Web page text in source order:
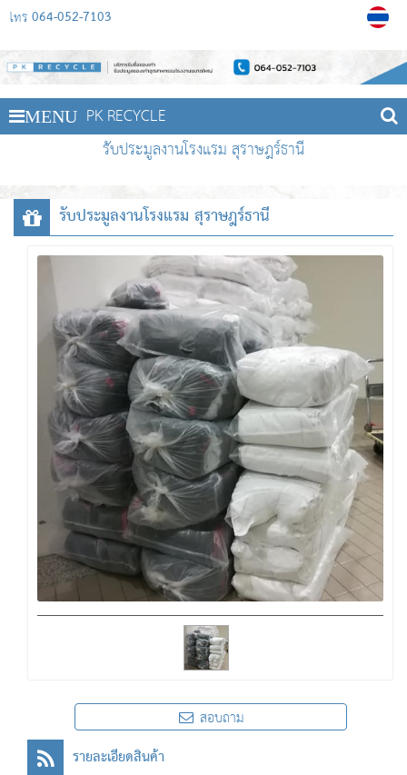
โทร 064-052-7103
MENU PK RECYCLE
รับประมูลงานโรงแรม สุราษฎร์ธานี
รับประมูลงานโรงแรม สุราษฎร์ธานี
สอบถาม
รายละเอียดสินค้า